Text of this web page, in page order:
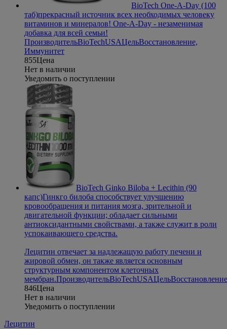
BioTech One-A-Day (100
таб)прекрасный источник всех необходимых человеку
витаминов и минералов! One-A-Day - незаменимая
добавка для всей семьи!
ПроизводительBioTechUSAЦельВосстановление,
Иммунитет
855Цена
Нет в наличии
Уведомить о поступлении
BioTech Ginko Biloba + Lecithin (90
капс)Гинкго билоба способствует улучшению
кровообращения и питания мозга, зрительной и
двигательной функции; обладает сильными
антиоксидантными свойствами, а также служит в роли
успокаивающего средства.
Лецитин отвечает за надлежащую работу печени и
жировой обмен, он также является основным
структурным компонентом клеточных
мембран.ПроизводительBioTechUSAЦельВосстановление
846Цена
Нет в наличии
Уведомить о поступлении
Лецитин